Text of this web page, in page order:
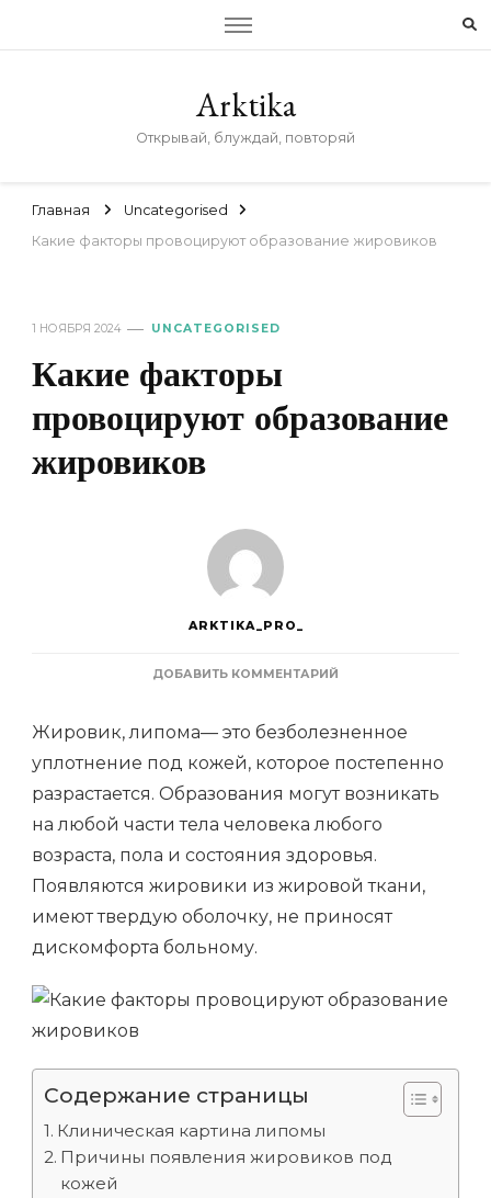
Arktika
Открывай, блуждай, повторяй
Главная
Uncategorised
Какие факторы провоцируют образование жировиков
1 НОЯБРЯ 2024 UNCATEGORISED
Какие факторы
провоцируют образование
жировиков
ARKTIKA_PRO_
ДОБАВИТЬ КОММЕНТАРИЙ
ФАКТОРЫ
ОБРАЗОВАНИЕ
ЖИРОВИКОВ
Жировик, липома— это безболезненное
уплотнение под кожей, которое постепенно
разрастается. Образования могут возникать
на любой части тела человека любого
возраста, пола и состояния здоровья.
Появляются жировики из жировой ткани,
имеют твердую оболочку, не приносят
дискомфорта больному.
Содержание страницы
Клиническая картина липомы
Причины появления жировиков под
кожей